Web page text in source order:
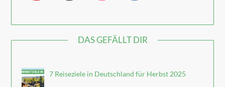
DAS GEFÄLLT DIR
7 Reiseziele in Deutschland für Herbst 2025